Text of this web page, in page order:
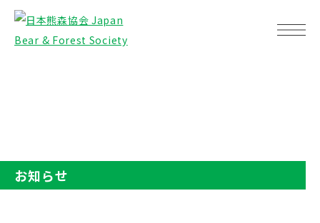
お知らせ